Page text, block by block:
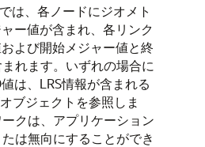
は、各ノードにジオメト
ー値が含まれ、各リンク
よび開始メジャー値と終
れます。いずれの場合に
は、LRS情報が含まれる
ブジェクトを参照しま
クは、アプリケーション
は無向にすることができ